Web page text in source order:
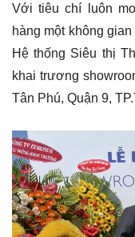
Với tiêu chí luôn
hàng một không
Hệ thống Siêu thị
khai trương
Tân Phú, Quận 9,